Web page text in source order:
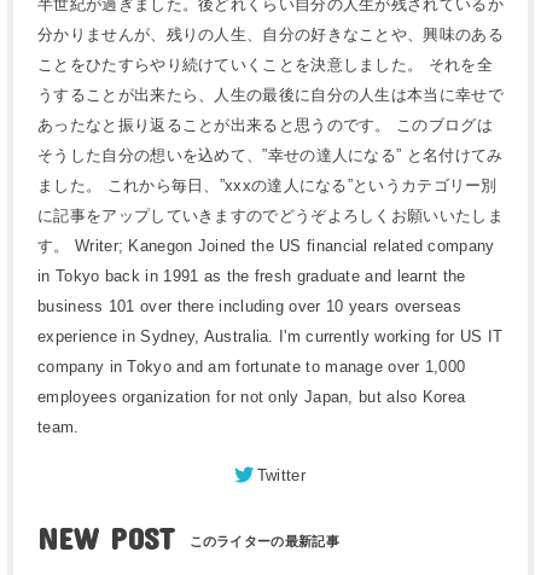
半世紀が過ぎました。後どれくらい自分の人生が残されているか
分かりませんが、残りの人生、自分の好きなことや、興味のある
ことをひたすらやり続けていくことを決意しました。 それを全
うすることが出来たら、人生の最後に自分の人生は本当に幸せで
あったなと振り返ることが出来ると思うのです。 このブログは
そうした自分の想いを込めて、”幸せの達人になる” と名付けてみ
ました。 これから毎日、”xxxの達人になる”というカテゴリー別
に記事をアップしていきますのでどうぞよろしくお願いいたしま
す。 Writer; Kanegon Joined the US financial related company
in Tokyo back in 1991 as the fresh graduate and learnt the
business 101 over there including over 10 years overseas
experience in Sydney, Australia. I'm currently working for US IT
company in Tokyo and am fortunate to manage over 1,000
employees organization for not only Japan, but also Korea
team.
Twitter
NEW POST